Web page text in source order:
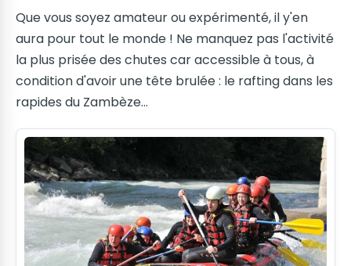
Que vous soyez amateur ou expérimenté, il y'en
aura pour tout le monde ! Ne manquez pas l'activité
la plus prisée des chutes car accessible à tous, à
condition d'avoir une tête brulée : le rafting dans les
rapides du Zambèze…